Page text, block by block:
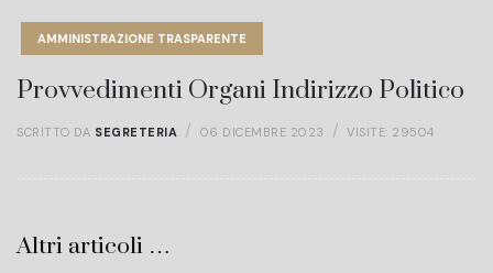
AMMINISTRAZIONE TRASPARENTE
Provvedimenti Organi Indirizzo Politico
SCRITTO DA SEGRETERIA 06 DICEMBRE 2023 VISITE: 29504
Altri articoli …